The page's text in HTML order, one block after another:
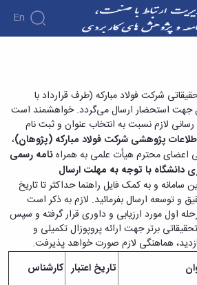
En
شرکت فولاد مبارکه (طرف قرارداد با
جهت استحضار ارسال می‌گردد. خواهشمند است
لازم نسبت به انتخاب عنوان و ثبت نام
پژوهشی شرکت فولاد مبارکه (پژوهان)،
اعضای محترم هیأت علمی به همراهنامه رسمی
دانشگاه با توجه به مهلت ارسال
سامانه و به کمک فایل راهنما حداکثر تا تاریخ
و توسعه ارسال بفرمائید. لازم به ذکر است
اول مورد ارزیابی و داوری قرار گرفته و سپس
برتر جهت ارائه پروپوزال تکمیلی و
هماهنگی لازم صورت خواهد پذیرفت.
تاریخ اعتبار کارشناس